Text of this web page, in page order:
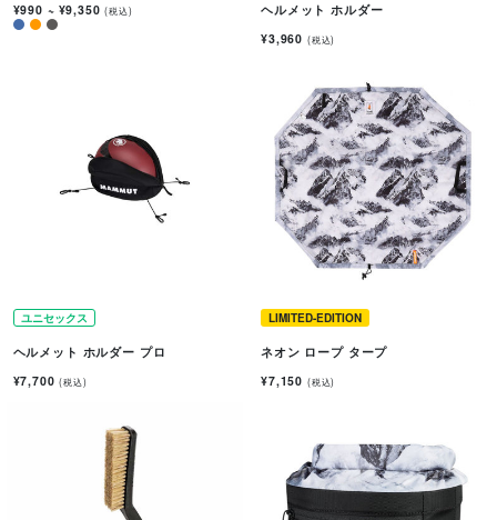
¥990 ~ ¥9,350(税込)
ヘルメット ホルダー
¥3,960 (税込)
ユニセックス
ヘルメット ホルダー プロ
¥7,700(税込)
LIMITED-EDITION
ネオン ロープ タープ
¥7,150 (税込)